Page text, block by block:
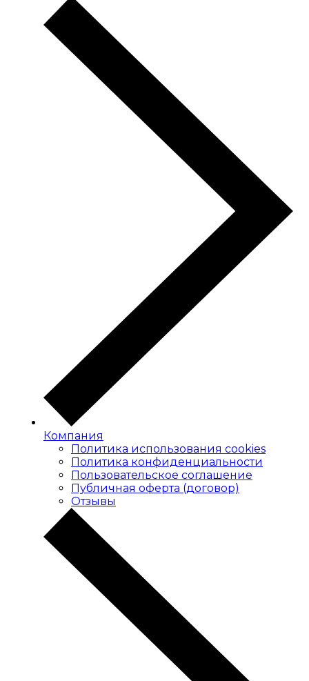
Компания
Политика использования cookies
Политика конфиденциальности
Пользовательское соглашение
Публичная оферта (договор)
Отзывы